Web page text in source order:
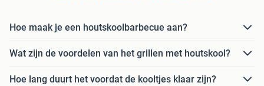
Hoe maak je een houtskoolbarbecue aan?
Wat zijn de voordelen van het grillen met houtskool?
Hoe lang duurt het voordat de kooltjes klaar zijn?